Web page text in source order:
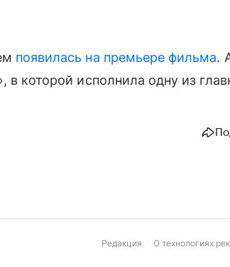
появилась на премьере фильма.
в которой исполнила одну из
Редакция О технологиях